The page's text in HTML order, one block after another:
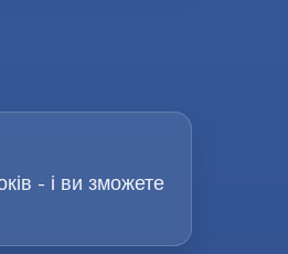
- і ви зможете